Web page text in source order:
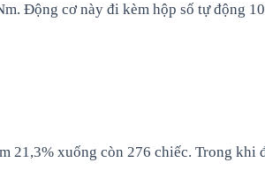
Động cơ này đi kèm hộp số tự động
21,3% xuống còn 276 chiếc. Trong khi